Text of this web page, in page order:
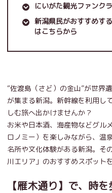
にいがた観光ファンク
新潟県民がおすすめす
はこちらから
“佐渡島（さど）の金山”が世界
が集まる新潟。新幹線を利用し
しむ旅へ出かけませんか？
お米や日本酒、海産物などグル
ロノミー）を楽しみながら、温
名所や文化体験がある新潟。そ
川エリア」のおすすめスポット
【雁木通り】で、時を